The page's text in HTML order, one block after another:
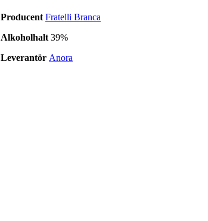
Producent Fratelli Branca
Alkoholhalt 39%
Leverantör Anora